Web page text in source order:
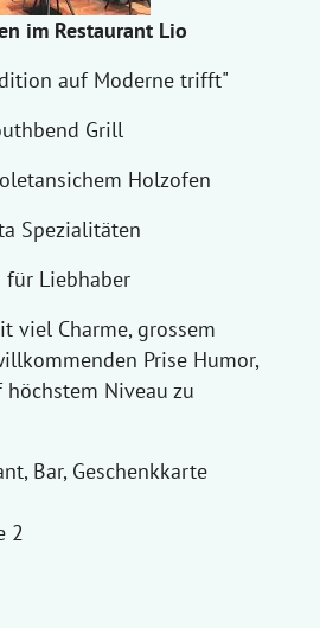
im Restaurant Lio
auf Moderne trifft"
Grill
Holzofen
Spezialitäten
für Liebhaber
viel Charme, grossem
Prise Humor,
höchstem Niveau zu
Bar, Geschenkkarte
2